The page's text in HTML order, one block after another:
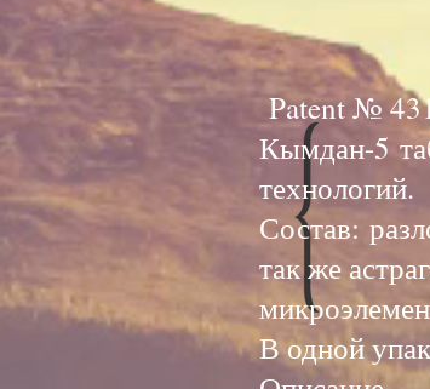
Patent №
Кымдан-5
Состав:
так же
В одной